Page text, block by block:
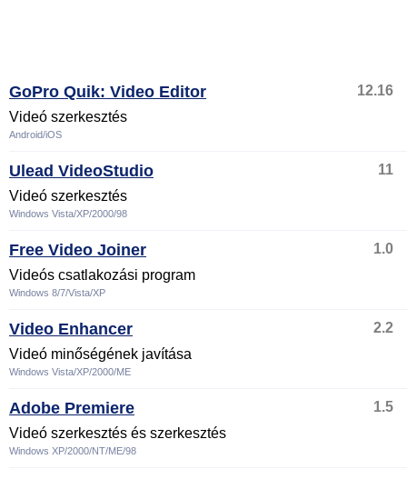
GoPro Quik: Video Editor
12.16
Videó szerkesztés
Android/iOS
Ulead VideoStudio
11
Videó szerkesztés
Windows Vista/XP/2000/98
Free Video Joiner
1.0
Videós csatlakozási program
Windows 8/7/Vista/XP
Video Enhancer
2.2
Videó minőségének javítása
Windows Vista/XP/2000/ME
Adobe Premiere
1.5
Videó szerkesztés és szerkesztés
Windows XP/2000/NT/ME/98